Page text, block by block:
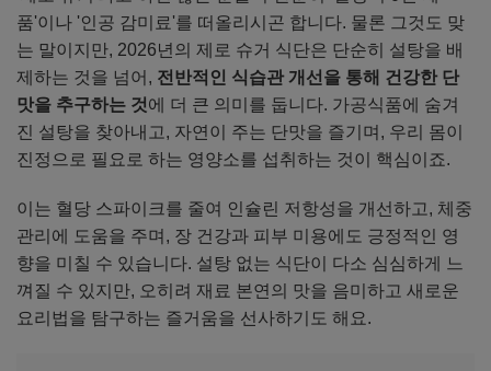
품'이나 '인공 감미료'를 떠올리시곤 합니다. 물론 그것도 맞
는 말이지만, 2026년의 제로 슈거 식단은 단순히 설탕을 배
제하는 것을 넘어, 전반적인 식습관 개선을 통해 건강한 단
맛을 추구하는 것에 더 큰 의미를 둡니다. 가공식품에 숨겨
진 설탕을 찾아내고, 자연이 주는 단맛을 즐기며, 우리 몸이
진정으로 필요로 하는 영양소를 섭취하는 것이 핵심이죠.
이는 혈당 스파이크를 줄여 인슐린 저항성을 개선하고, 체중
관리에 도움을 주며, 장 건강과 피부 미용에도 긍정적인 영
향을 미칠 수 있습니다. 설탕 없는 식단이 다소 심심하게 느
껴질 수 있지만, 오히려 재료 본연의 맛을 음미하고 새로운
요리법을 탐구하는 즐거움을 선사하기도 해요.